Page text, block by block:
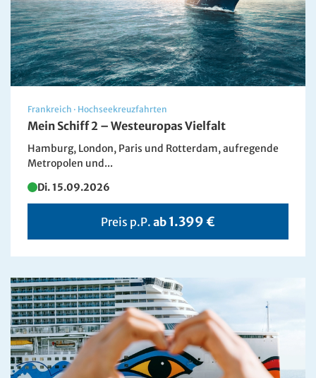
Frankreich · Hochseekreuzfahrten
Mein Schiff 2 – Westeuropas Vielfalt
Hamburg, London, Paris und Rotterdam, aufregende
Metropolen und...
Di. 15.09.2026
Preis p.P. ab 1.399 €